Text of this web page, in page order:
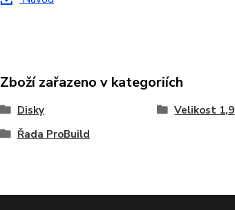
Zboží zařazeno v kategoriích
Disky Velikost 1,9
Řada ProBuild